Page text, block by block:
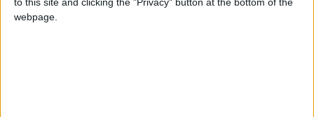
to this site and clicking the "Privacy" button at the bottom of the
webpage.